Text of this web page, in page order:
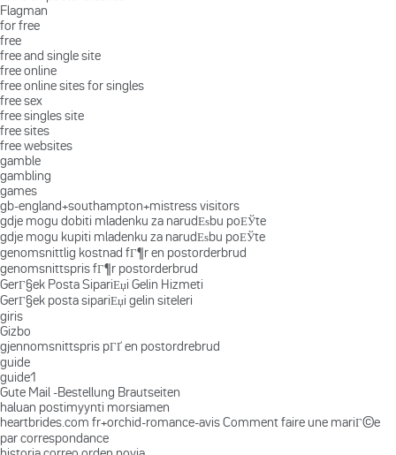
Flagman
for free
free
free and single site
free online
free online sites for singles
free sex
free singles site
free sites
free websites
gamble
gambling
games
gb-england+southampton+mistress visitors
gdje mogu dobiti mladenku za narudЕѕbu poЕЎte
gdje mogu kupiti mladenku za narudЕѕbu poЕЎte
genomsnittlig kostnad fГ¶r en postorderbrud
genomsnittspris fГ¶r postorderbrud
GerГ§ek Posta SipariЕџi Gelin Hizmeti
GerГ§ek posta sipariЕџi gelin siteleri
giris
Gizbo
gjennomsnittspris pГҐ en postordrebrud
guide
guide1
Gute Mail -Bestellung Brautseiten
haluan postimyynti morsiamen
heartbrides.com fr+orchid-romance-avis Comment faire une mariГ©e
par correspondance